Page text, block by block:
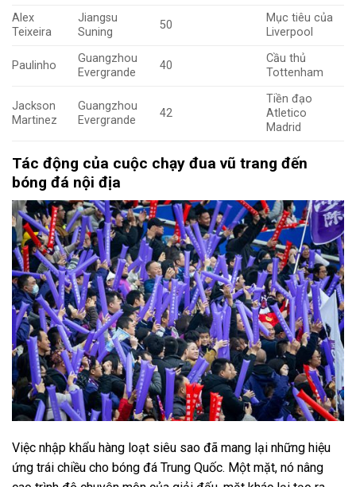
Alex
Teixeira
Jiangsu
Suning
50
Mục tiêu của
Liverpool
Paulinho
Guangzhou
Evergrande
40
Cầu thủ
Tottenham
Jackson
Martinez
Guangzhou
Evergrande
42
Tiền đạo
Atletico
Madrid
Tác động của cuộc chạy đua vũ trang đến
bóng đá nội địa
Việc nhập khẩu hàng loạt siêu sao đã mang lại những hiệu
ứng trái chiều cho bóng đá Trung Quốc. Một mặt, nó nâng